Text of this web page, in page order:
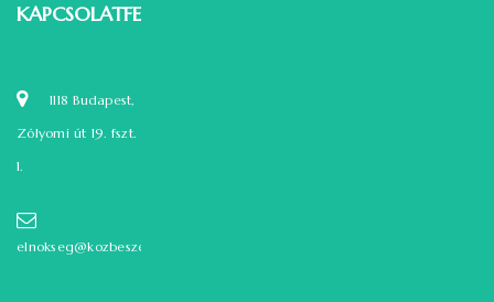
KAPCSOLATFELVÉTEL
1118 Budapest,
Zólyomi út 19. fszt.
1.
elnokseg@kozbeszerzok.hu